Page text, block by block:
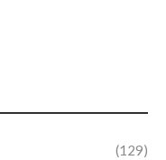
(129)